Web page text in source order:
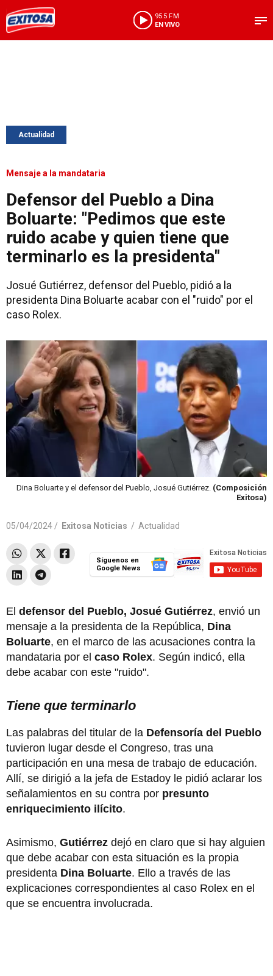
95.5 FM
EN VIVO
Actualidad
Mensaje a la mandataria
Defensor del Pueblo a Dina
Boluarte: "Pedimos que este
ruido acabe y quien tiene que
terminarlo es la presidenta"
Josué Gutiérrez, defensor del Pueblo, pidió a la
presidenta Dina Boluarte acabar con el "ruido" por el
caso Rolex.
Dina Boluarte y el defensor del Pueblo, Josué Gutiérrez. (Composición
Exitosa)
05/04/2024 / Exitosa Noticias / Actualidad
Síguenos en
Google News
El defensor del Pueblo, Josué Gutiérrez, envió un
mensaje a la presidenta de la República, Dina
Boluarte, en el marco de las acusaciones contra la
mandataria por el caso Rolex. Según indicó, ella
debe acabar con este "ruido".
Tiene que terminarlo
Las palabras del titular de la Defensoría del Pueblo
tuvieron lugar desde el Congreso, tras una
participación en una mesa de trabajo de educación.
Allí, se dirigió a la jefa de Estadoy le pidió aclarar los
señalamientos en su contra por presunto
enriquecimiento ilícito.
Asimismo, Gutiérrez dejó en claro que si hay alguien
que debe acabar con esta situación es la propia
presidenta Dina Boluarte. Ello a través de las
explicaciones correspondientes al caso Rolex en el
que se encuentra involucrada.